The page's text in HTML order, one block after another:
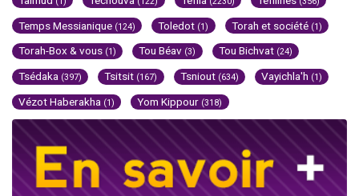
Temps Messianique (124) Toledot (1) Torah et société (1)
Torah-Box & vous (1) Tou Béav (3) Tou Bichvat (24)
Tsédaka (397) Tsitsit (167) Tsniout (634) Vayichla'h (1)
Vézot Haberakha (1) Yom Kippour (318)